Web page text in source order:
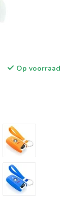
Op voorraad